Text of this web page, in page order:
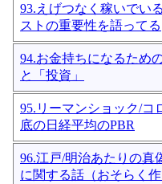
93.えげつなく稼いでい
ストの重要性を語ってる
94.お金持ちになるため
と「投資」
95.リーマンショック/コ
底の日経平均のPBR
96.江戸/明治あたりの真
に関する話（おそらく作